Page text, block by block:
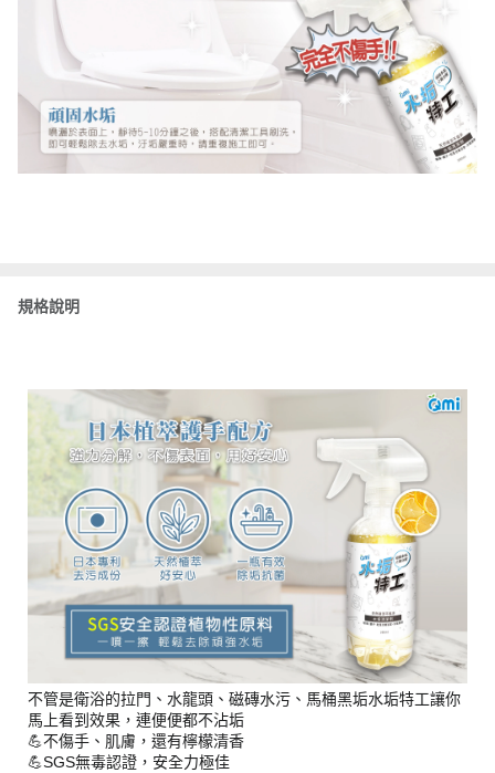
規格說明
不管是衛浴的拉門、水龍頭、磁磚水污、馬桶黑垢水垢特工讓你
馬上看到效果，連便便都不沾垢
💪不傷手、肌膚，還有檸檬清香
💪SGS無毒認證，安全力極佳